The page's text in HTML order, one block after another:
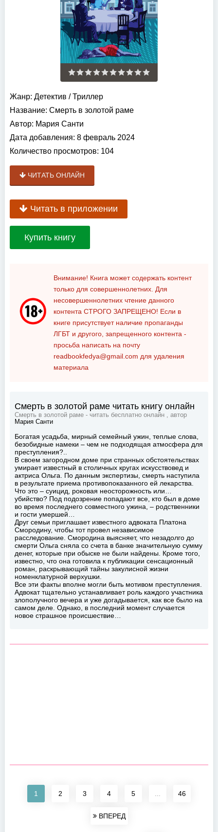
Жанр: Детектив /Триллер
Название: Смерть в золотой раме
Автор: Мария Санти
Дата добавления: 8 февраль 2024
Количество просмотров: 104
ЧИТАТЬ ОНЛАЙН
Читать в приложении
Купить книгу
Внимание! Книга может содержать контент
только для совершеннолетних. Для
несовершеннолетних чтение данного
контента СТРОГО ЗАПРЕЩЕНО! Если в
книге присутствует наличие пропаганды
ЛГБТ и другого, запрещенного контента -
просьба написать на почту
readbookfedya@gmail.com для удаления
материала
Смерть в золотой раме читать книгу онлайн
Смерть в золотой раме - читать бесплатно онлайн , автор
Мария Санти
Богатая усадьба, мирный семейный ужин, теплые слова,
безобидные намеки – чем не подходящая атмосфера для
преступления?..
В своем загородном доме при странных обстоятельствах
умирает известный в столичных кругах искусствовед и
актриса Ольга. По данным экспертизы, смерть наступила
в результате приема противопоказанного ей лекарства.
Что это – суицид, роковая неосторожность или…
убийство? Под подозрение попадают все, кто был в доме
во время последнего совместного ужина, – родственники
и гости умершей…
Друг семьи приглашает известного адвоката Платона
Смородину, чтобы тот провел независимое
расследование. Смородина выясняет, что незадолго до
смерти Ольга сняла со счета в банке значительную сумму
денег, которые при обыске не были найдены. Кроме того,
известно, что она готовила к публикации сенсационный
роман, раскрывающий тайны закулисной жизни
номенклатурной верхушки.
Все эти факты вполне могли быть мотивом преступления.
Адвокат тщательно устанавливает роль каждого участника
злополучного вечера и уже догадывается, как все было на
самом деле. Однако, в последний момент случается
новое страшное происшествие…
1 2 3 4 5 46
ВПЕРЕД